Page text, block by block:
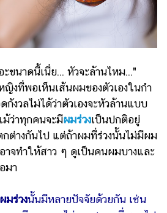
าดนี้เนี่ย... หัวจะล้านไหม..."
งที่พอเห็นเส้นผมของตัวเองในกำ
งวลไม่ได้ว่าตัวเองจะหัวล้านแบบ
ว่าทุกคนจะมีผมร่วงเป็นปกติอยู่
กต่างกันไป แต่ถ้าผมที่ร่วงนั้นไม่มีผม
จทำให้สาว ๆ ดูเป็นคนผมบางและ
าต่อมา
มร่วงนั้นมีหลายปัจจัยด้วยกัน เช่น